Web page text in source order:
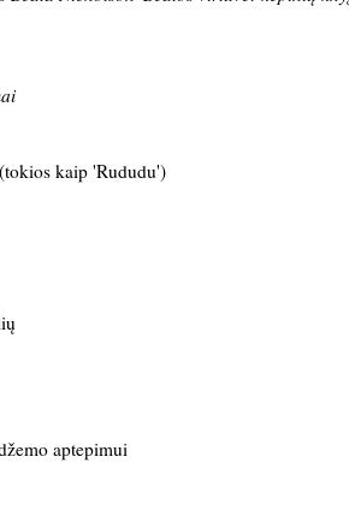
kaip 'Rududu')
aptepimui